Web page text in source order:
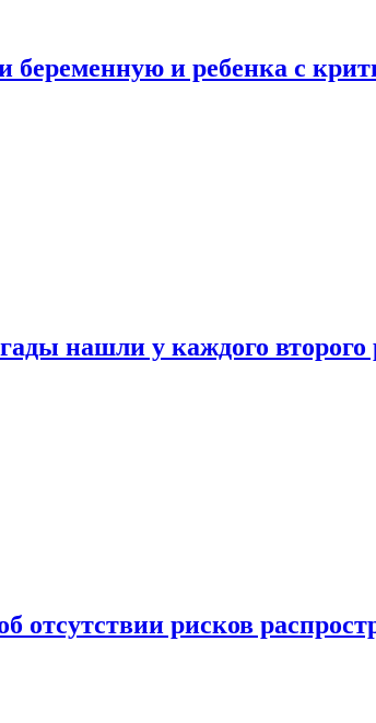
беременную и ребенка с
нашли у каждого второго
отсутствии рисков